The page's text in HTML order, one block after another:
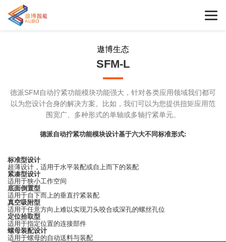
遨博生态
SFM-L
德派SFM自动拧紧功能模块功能强大，针对各类应用领域我们都可
以为您设计合身的解决方案。比如，我们可以为您提供扭矩应用范
围宽广、多种形式的单轴或多轴拧紧单元。
德派自动拧紧功能模块设计基于六大不同标准形式:
标准型设计
超薄设计，适用于水平装配或自上而下的装配
紧凑型设计
适用于狭小工作空间
底面倒置型
适用于自下而上的垂直拧紧装配
真空吸附型
适用于任意方向上难以实现刀头咬合或深孔的螺丝孔位
定位拾取型
适用于指定位置的连接部件
螺母装配设计
适用于螺母的自动送料与装配